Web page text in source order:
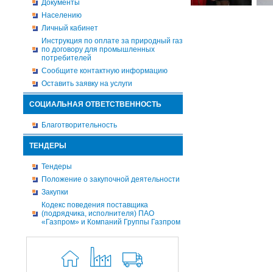
Документы
Населению
Личный кабинет
Инструкция по оплате за природный газ
по договору для промышленных
потребителей
Сообщите контактную информацию
Оставить заявку на услуги
СОЦИАЛЬНАЯ ОТВЕТСТВЕННОСТЬ
Благотворительность
ТЕНДЕРЫ
Тендеры
Положение о закупочной деятельности
Закупки
Кодекс поведения поставщика
(подрядчика, исполнителя) ПАО
«Газпром» и Компаний Группы Газпром